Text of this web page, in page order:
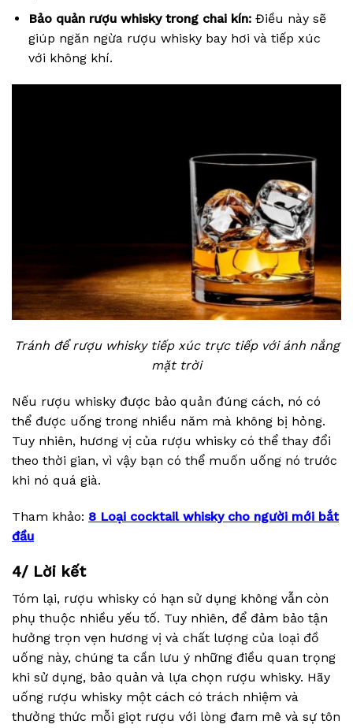
Bảo quản rượu whisky trong chai kín:Điều này sẽ
giúp ngăn ngừa rượu whisky bay hơi và tiếp xúc
với không khí.
Tránh để rượu whisky tiếp xúc trực tiếp với ánh nắng
mặt trời
Nếu rượu whisky được bảo quản đúng cách, nó có
thể được uống trong nhiều năm mà không bị hỏng.
Tuy nhiên, hương vị của rượu whisky có thể thay đổi
theo thời gian, vì vậy bạn có thể muốn uống nó trước
khi nó quá già.
Tham khảo: 8 Loại cocktail whisky cho người mới bắt
đầu
4/ Lời kết
Tóm lại, rượu whisky có hạn sử dụng không vẫn còn
phụ thuộc nhiều yếu tố. Tuy nhiên, để đảm bảo tận
hưởng trọn vẹn hương vị và chất lượng của loại đồ
uống này, chúng ta cần lưu ý những điều quan trọng
khi sử dụng, bảo quản và lựa chọn rượu whisky. Hãy
uống rượu whisky một cách có trách nhiệm và
thưởng thức mỗi giọt rượu với lòng đam mê và sự tôn